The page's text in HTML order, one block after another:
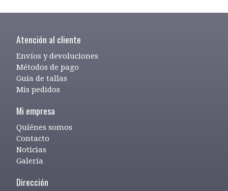
Atención al cliente
Envíos y devoluciones
Métodos de pago
Guía de tallas
Mis pedidos
Mi empresa
Quiénes somos
Contacto
Noticias
Galería
Dirección